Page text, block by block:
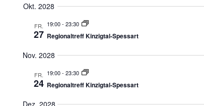
Okt. 2028
FR.
27
19:00- 23:30
Regionaltreff Kinzigtal-Spessart
Nov. 2028
FR.
24
19:00- 23:30
Regionaltreff Kinzigtal-Spessart
Dez. 2028